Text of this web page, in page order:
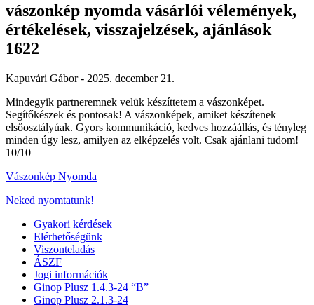
vászonkép nyomda vásárlói vélemények,
értékelések, visszajelzések, ajánlások
1622
Kapuvári Gábor - 2025. december 21.
Mindegyik partneremnek velük készíttetem a vászonképet.
Segítőkészek és pontosak! A vászonképek, amiket készítenek
elsőosztályúak. Gyors kommunikáció, kedves hozzáállás, és tényleg
minden úgy lesz, amilyen az elképzelés volt. Csak ajánlani tudom!
10/10
Vászonkép Nyomda
Neked nyomtatunk!
Gyakori kérdések
Elérhetőségünk
Viszonteladás
ÁSZF
Jogi információk
Ginop Plusz 1.4.3-24 “B”
Ginop Plusz 2.1.3-24